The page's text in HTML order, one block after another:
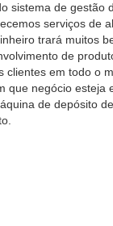
sistema de
serviços de
trará muitos
de
em todo o
que negócio
de depósito